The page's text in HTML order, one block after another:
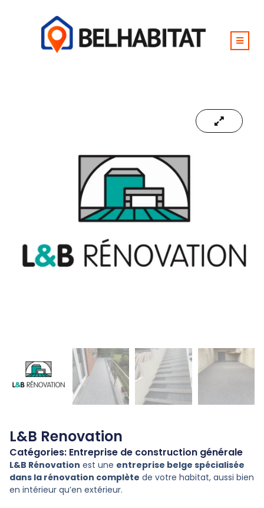
L&B Renovation
Catégories: Entreprise de construction générale
L&B Rénovation est une entreprise belge spécialisée
dans la rénovation complète de votre habitat, aussi bien
en intérieur qu’en extérieur.